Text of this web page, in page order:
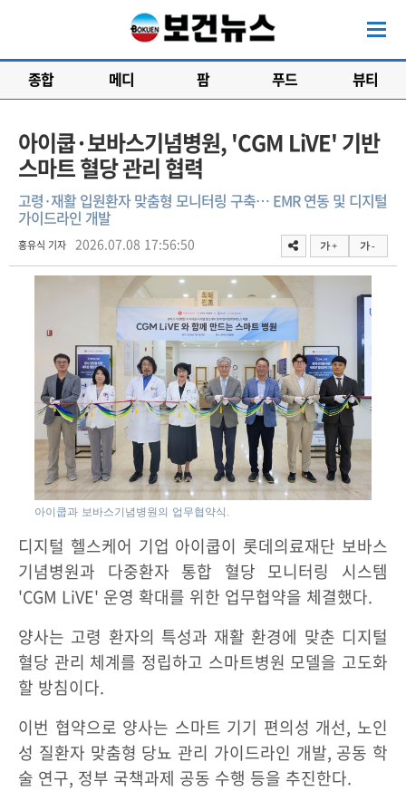
종합 메디 팜 푸드 뷰티
아이쿱·보바스기념병원, 'CGM LiVE' 기반
스마트 혈당 관리 협력
고령·재활 입원환자 맞춤형 모니터링 구축… EMR 연동 및 디지털
가이드라인 개발
홍유식 기자 2026.07.08 17:56:50 가 + 가 -
아이쿱과 보바스기념병원의 업무협약식.
디지털 헬스케어 기업 아이쿱이 롯데의료재단 보바스
기념병원과 다중환자 통합 혈당 모니터링 시스템
'CGM LiVE' 운영 확대를 위한 업무협약을 체결했다.
양사는 고령 환자의 특성과 재활 환경에 맞춘 디지털
혈당 관리 체계를 정립하고 스마트병원 모델을 고도화
할 방침이다.
이번 협약으로 양사는 스마트 기기 편의성 개선, 노인
성 질환자 맞춤형 당뇨 관리 가이드라인 개발, 공동 학
술 연구, 정부 국책과제 공동 수행 등을 추진한다.